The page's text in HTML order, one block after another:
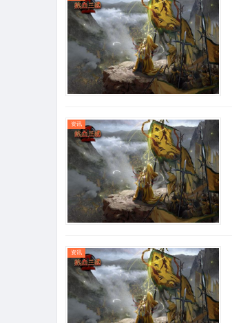
资讯
资讯